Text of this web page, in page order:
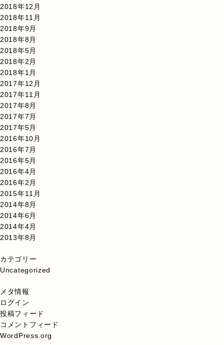
2018年12月
2018年11月
2018年9月
2018年8月
2018年5月
2018年2月
2018年1月
2017年12月
2017年11月
2017年8月
2017年7月
2017年5月
2016年10月
2016年7月
2016年5月
2016年4月
2016年2月
2015年11月
2014年8月
2014年6月
2014年4月
2013年8月
カテゴリー
Uncategorized
メタ情報
ログイン
投稿フィード
コメントフィード
WordPress.org